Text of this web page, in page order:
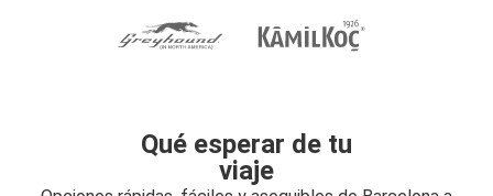
Qué esperar de tu
viaje